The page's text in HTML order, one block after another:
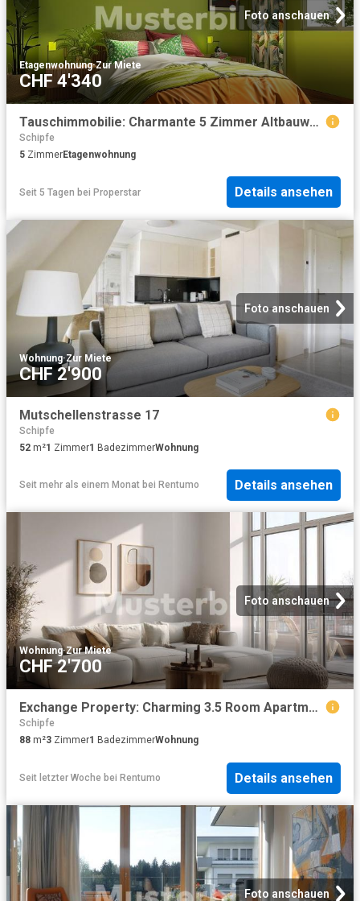
Foto anschauen
Etagenwohnung·Zur Miete
CHF 4'340
Tauschimmobilie: Charmante 5 Zimmer Altbauwohnung im Herzen von Zürich
Schipfe
5 ZimmerEtagenwohnung
Seit 5 Tagen bei Properstar Details ansehen
Foto anschauen
Wohnung·Zur Miete
CHF 2'900
Mutschellenstrasse 17
Schipfe
52 m²1 Zimmer1 BadezimmerWohnung
Seit mehr als einem Monat bei Rentumo Details ansehen
Foto anschauen
Wohnung·Zur Miete
CHF 2'700
Exchange Property: Charming 3.5 Room Apartment in Zurich – Ideal for City Lovers and Commuters
Schipfe
88 m²3 Zimmer1 BadezimmerWohnung
Seit letzter Woche bei Rentumo Details ansehen
Foto anschauen